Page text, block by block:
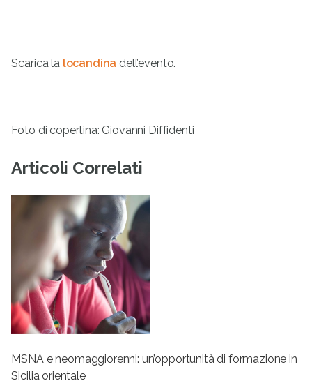
Scarica la locandina dell’evento.
Foto di copertina: Giovanni Diffidenti
Articoli Correlati
MSNA e neomaggiorenni: un’opportunità di formazione in
Sicilia orientale